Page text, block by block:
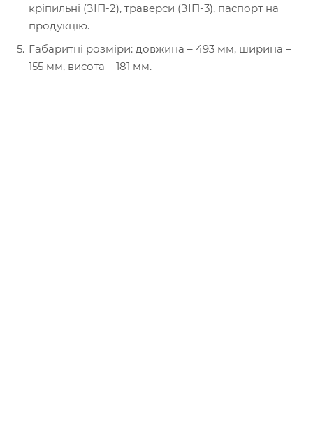
кріпильні (ЗІП-2), траверси (ЗІП-3), паспорт на
продукцію.
Габаритні розміри: довжина – 493 мм, ширина –
155 мм, висота – 181 мм.